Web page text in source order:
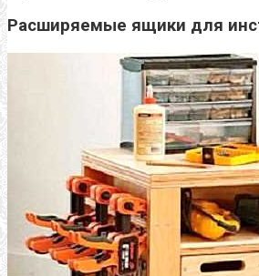
Расширяемые ящики для